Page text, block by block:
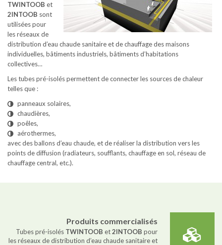
TWINTOOB et
2INTOOB sont
utilisées pour
les réseaux de
distribution d’eau chaude sanitaire et de chauffage des maisons
individuelles, bâtiments industriels, bâtiments d’habitations
collectives…
Les tubes pré-isolés permettent de connecter les sources de chaleur
telles que :
panneaux solaires,
chaudières,
poêles,
aérothermes,
avec des ballons d’eau chaude, et de réaliser la distribution vers les
points de diffusion (radiateurs, soufflants, chauffage en sol, réseau de
chauffage central, etc.).
Produits commercialisés
Tubes pré-isolés TWINTOOB et2INTOOB pour
les réseaux de distribution d’eau chaude sanitaire et